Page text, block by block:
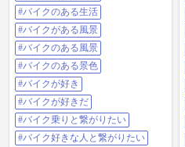
#バイクのある生活
#バイクがある風景
#バイクのある風景
#バイクのある景色
#バイクが好き
#バイクが好きだ
#バイク乗りと繋がりたい
#バイク好きな人と繋がりたい